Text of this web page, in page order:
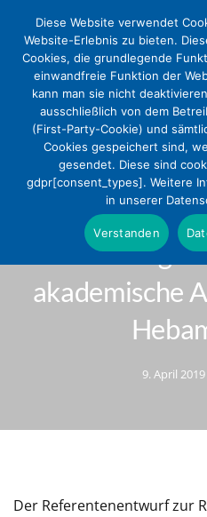
Diakonie
DEKV
akademische
9. April
Der Referentenentwurf zur
Diese Website verwendet
Website-Erlebnis zu bieten.
Cookies, die grundlegende
einwandfreie Funktion der
kann man sie nicht
ausschließlich von dem
(First-Party-Cookie) und
Cookies gespeichert sind,
gesendet. Diese sind
gdpr[consent_types]. Weitere
in unserer
Verstanden